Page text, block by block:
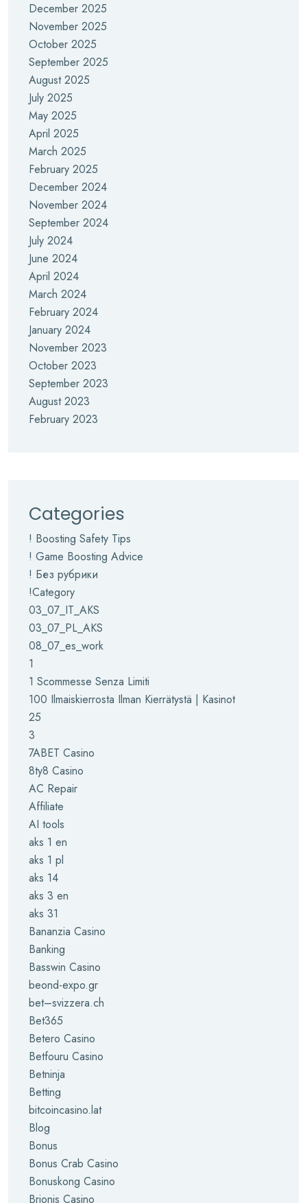
December 2025
November 2025
October 2025
September 2025
August 2025
July 2025
May 2025
April 2025
March 2025
February 2025
December 2024
November 2024
September 2024
July 2024
June 2024
April 2024
March 2024
February 2024
January 2024
November 2023
October 2023
September 2023
August 2023
February 2023
Categories
! Boosting Safety Tips
! Game Boosting Advice
! Без рубрики
!Category
03_07_IT_AKS
03_07_PL_AKS
08_07_es_work
1
1 Scommesse Senza Limiti
100 Ilmaiskierrosta Ilman Kierrätystä | Kasinot
25
3
7ABET Casino
8ty8 Casino
AC Repair
Affiliate
AI tools
aks 1 en
aks 1 pl
aks 14
aks 3 en
aks 31
Bananzia Casino
Banking
Basswin Casino
beond-expo.gr
bet–svizzera.ch
Bet365
Betero Casino
Betfouru Casino
Betninja
Betting
bitcoincasino.lat
Blog
Bonus
Bonus Crab Casino
Bonuskong Casino
Brionis Casino